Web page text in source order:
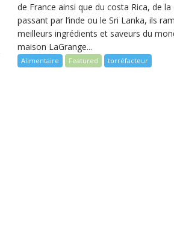
de France ainsi que du costa Rica, de la
passant par l’inde ou le Sri Lanka, ils
meilleurs ingrédients et saveurs du
maison LaGrange...
Alimentaire Featured torréfacteur